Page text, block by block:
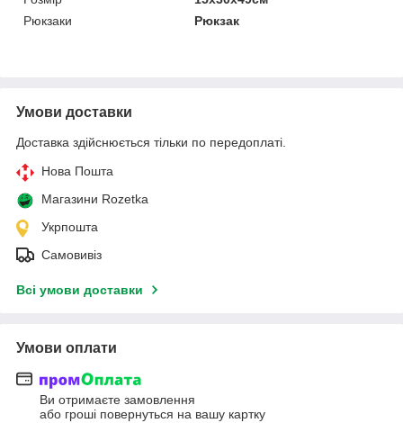
Рюкзаки
Рюкзак
Умови доставки
Доставка здійснюється тільки по передоплаті.
Нова Пошта
Магазини Rozetka
Укрпошта
Самовивіз
Всі умови доставки
Умови оплати
Ви отримаєте замовлення
або гроші повернуться на вашу картку